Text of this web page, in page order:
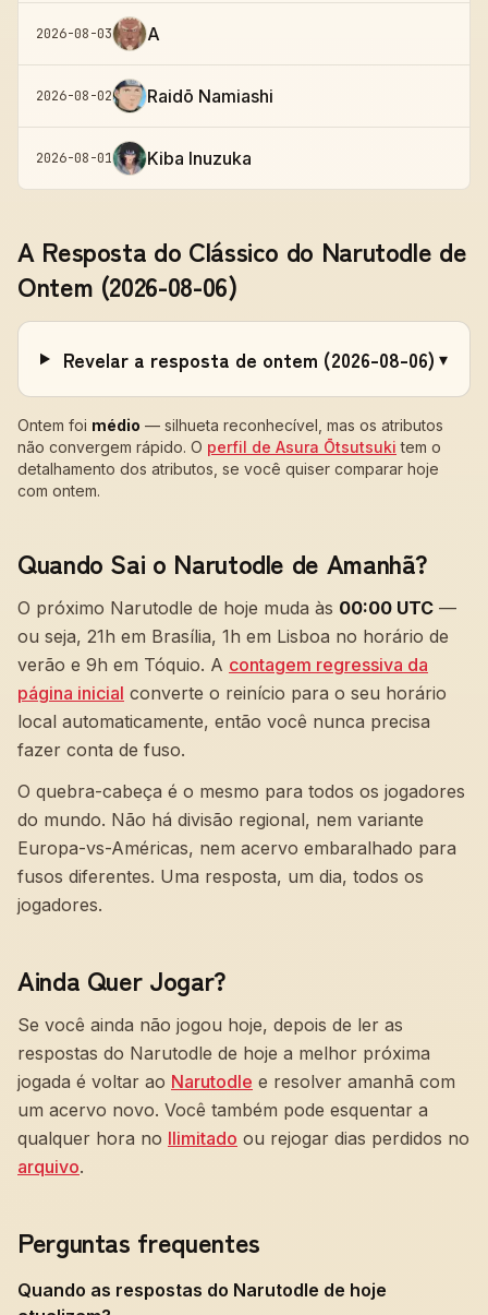
2026-08-03 A
2026-08-02 Raidō Namiashi
2026-08-01 Kiba Inuzuka
A Resposta do Clássico do Narutodle de
Ontem (2026-08-06)
Revelar a resposta de ontem (2026-08-06) ▾
Ontem foi médio — silhueta reconhecível, mas os atributos
não convergem rápido. O perfil de Asura Ōtsutsuki tem o
detalhamento dos atributos, se você quiser comparar hoje
com ontem.
Quando Sai o Narutodle de Amanhã?
O próximo Narutodle de hoje muda às 00:00 UTC —
ou seja, 21h em Brasília, 1h em Lisboa no horário de
verão e 9h em Tóquio. A contagem regressiva da
página inicial converte o reinício para o seu horário
local automaticamente, então você nunca precisa
fazer conta de fuso.
O quebra-cabeça é o mesmo para todos os jogadores
do mundo. Não há divisão regional, nem variante
Europa-vs-Américas, nem acervo embaralhado para
fusos diferentes. Uma resposta, um dia, todos os
jogadores.
Ainda Quer Jogar?
Se você ainda não jogou hoje, depois de ler as
respostas do Narutodle de hoje a melhor próxima
jogada é voltar ao Narutodle e resolver amanhã com
um acervo novo. Você também pode esquentar a
qualquer hora no Ilimitado ou rejogar dias perdidos no
arquivo.
Perguntas frequentes
Quando as respostas do Narutodle de hoje